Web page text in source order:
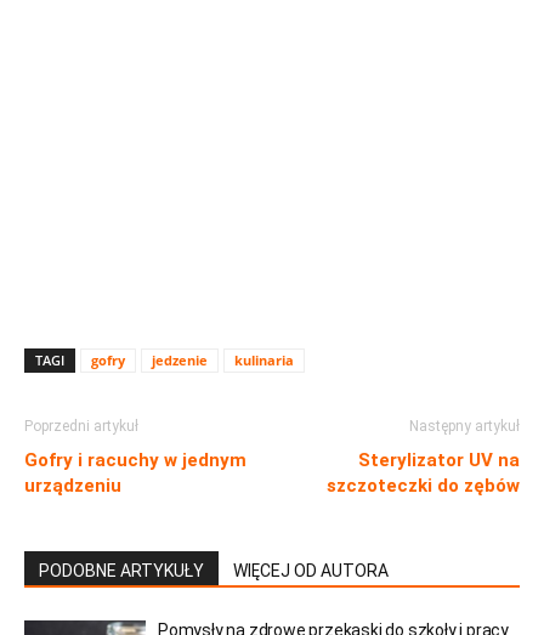
TAGI gofry jedzenie kulinaria
Poprzedni artykuł
Gofry i racuchy w jednym
urządzeniu
Następny artykuł
Sterylizator UV na
szczoteczki do zębów
PODOBNE ARTYKUŁY WIĘCEJ OD AUTORA
Pomysły na zdrowe przekąski do szkoły i pracy